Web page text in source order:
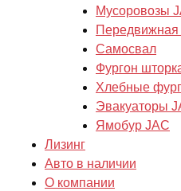
Мусоровозы
Передвижная
Самосвал
Фургон
Хлебные
Эвакуаторы
Ямобур JAC
Лизинг
Авто в наличии
О компании